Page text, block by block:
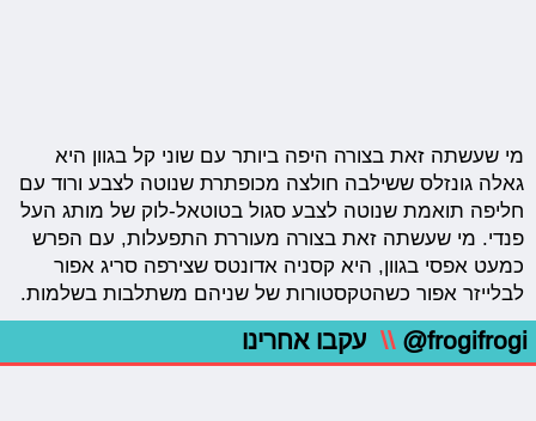
מי שעשתה זאת בצורה היפה ביותר עם שוני קל בגוון היא
גאלה גונזלס ששילבה חולצה מכופתרת שנוטה לצבע ורוד עם
חליפה תואמת שנוטה לצבע סגול בטוטאל-לוק של מותג העל
פנדי. מי שעשתה זאת בצורה מעוררת התפעלות, עם הפרש
כמעט אפסי בגוון, היא קסניה אדונטס שצירפה סריג אפור
לבלייזר אפור כשהטקסטורות של שניהם משתלבות בשלמות.
@frogifrogi
\\ עקבו אחרינו